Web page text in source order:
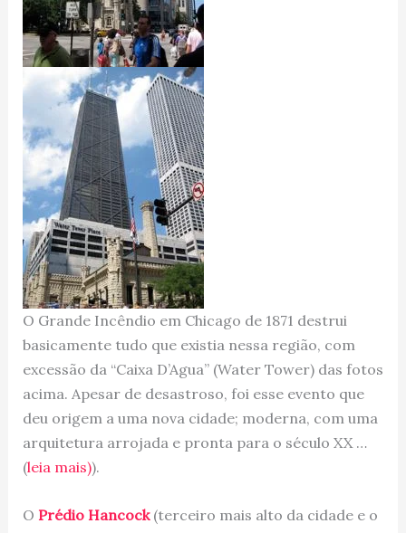
O Grande Incêndio em Chicago de 1871 destrui
basicamente tudo que existia nessa região, com
excessão da “Caixa D’Agua” (Water Tower) das fotos
acima. Apesar de desastroso, foi esse evento que
deu origem a uma nova cidade; moderna, com uma
arquitetura arrojada e pronta para o século XX …
(leia mais)).
O Prédio Hancock(terceiro mais alto da cidade e o